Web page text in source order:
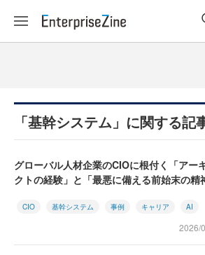
「基幹システム」に関する記
グローバル人材企業のCIOに根付く「アー
クトの経験」と「最悪に備える前始末の精
CIO 基幹システム 事例 キャリア AI
2026/